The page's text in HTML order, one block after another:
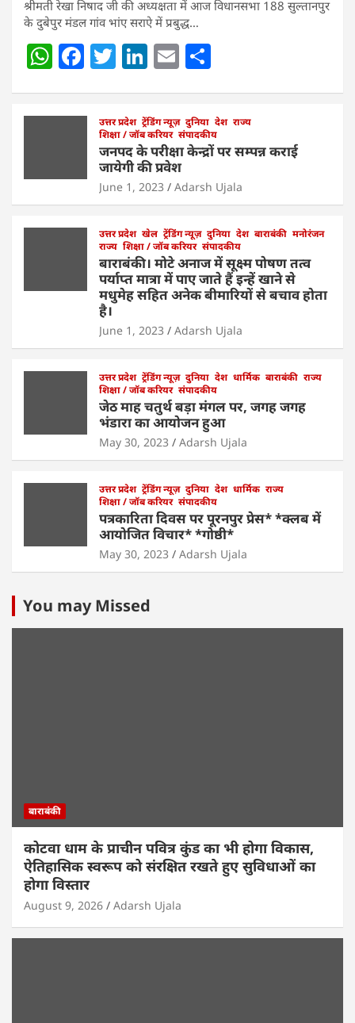
श्रीमती रेखा निषाद जी की अध्यक्षता में आज विधानसभा 188 सुल्तानपुर
के दुबेपुर मंडल गांव भांए सराऐ में प्रबुद्ध…
W
at
p
p
F
c
b
o
o
k
T
er
Li
e
dI
n
E
l e
उत्तर प्रदेश ट्रेंडिंग न्यूज़ दुनिया देश राज्य
शिक्षा / जॉब करियर संपादकीय
जनपद के परीक्षा केन्द्रों पर सम्पन्न कराई
जायेगी की प्रवेश
June 1, 2023 Adarsh Ujala
उत्तर प्रदेश खेल ट्रेंडिंग न्यूज़ दुनिया देश बाराबंकी मनोरंजन
राज्य शिक्षा / जॉब करियर संपादकीय
बाराबंकी। मोटे अनाज में सूक्ष्म पोषण तत्व
पर्याप्त मात्रा में पाए जाते हैं इन्हें खाने से
मधुमेह सहित अनेक बीमारियों से बचाव होता
है।
June 1, 2023 Adarsh Ujala
उत्तर प्रदेश ट्रेंडिंग न्यूज़ दुनिया देश धार्मिक बाराबंकी राज्य
शिक्षा / जॉब करियर संपादकीय
जेठ माह चतुर्थ बड़ा मंगल पर, जगह जगह
भंडारा का आयोजन हुआ
May 30, 2023 Adarsh Ujala
उत्तर प्रदेश ट्रेंडिंग न्यूज़ दुनिया देश धार्मिक राज्य
शिक्षा / जॉब करियर संपादकीय
पत्रकारिता दिवस पर पूरनपुर प्रेस* *क्लब में
आयोजित विचार* *गोष्ठी*
May 30, 2023 Adarsh Ujala
You may Missed
बाराबंकी
कोटवा धाम के प्राचीन पवित्र कुंड का भी होगा विकास,
ऐतिहासिक स्वरूप को संरक्षित रखते हुए सुविधाओं का
होगा विस्तार
August 9, 2026 Adarsh Ujala